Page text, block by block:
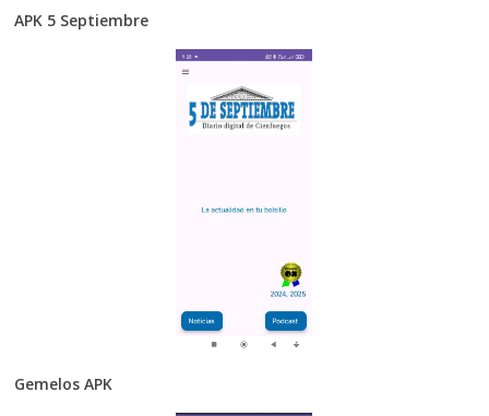
APK 5 Septiembre
Gemelos APK